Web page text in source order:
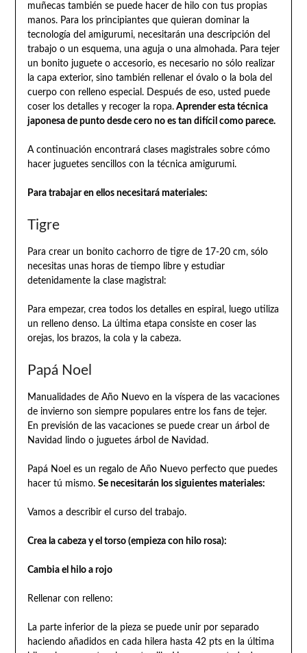
muñecas también se puede hacer de hilo con tus propias
manos. Para los principiantes que quieran dominar la
tecnología del amigurumi, necesitarán una descripción del
trabajo o un esquema, una aguja o una almohada. Para tejer
un bonito juguete o accesorio, es necesario no sólo realizar
la capa exterior, sino también rellenar el óvalo o la bola del
cuerpo con relleno especial. Después de eso, usted puede
coser los detalles y recoger la ropa.Aprender esta técnica
japonesa de punto desde cero no es tan difícil como parece.
A continuación encontrará clases magistrales sobre cómo
hacer juguetes sencillos con la técnica amigurumi.
Para trabajar en ellos necesitará materiales:
Tigre
Para crear un bonito cachorro de tigre de 17-20 cm, sólo
necesitas unas horas de tiempo libre y estudiar
detenidamente la clase magistral:
Para empezar, crea todos los detalles en espiral, luego utiliza
un relleno denso. La última etapa consiste en coser las
orejas, los brazos, la cola y la cabeza.
Papá Noel
Manualidades de Año Nuevo en la víspera de las vacaciones
de invierno son siempre populares entre los fans de tejer.
En previsión de las vacaciones se puede crear un árbol de
Navidad lindo o juguetes árbol de Navidad.
Papá Noel es un regalo de Año Nuevo perfecto que puedes
hacer tú mismo. Se necesitarán los siguientes materiales:
Vamos a describir el curso del trabajo.
Crea la cabeza y el torso (empieza con hilo rosa):
Cambia el hilo a rojo
Rellenar con relleno:
La parte inferior de la pieza se puede unir por separado
haciendo añadidos en cada hilera hasta 42 pts en la última